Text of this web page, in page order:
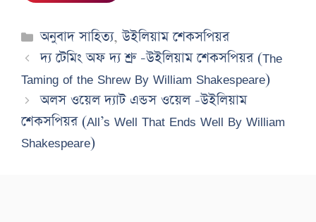
Categories
অনুবাদ সাহিত্য,উইলিয়াম শেকসপিয়র
দ্য টেমিং অফ দ্য শ্রু -উইলিয়াম শেকসপিয়র (The
Taming of the Shrew By William Shakespeare)
অলস ওয়েল দ্যাট এন্ডস ওয়েল -উইলিয়াম
শেকসপিয়র (All’s Well That Ends Well By William
Shakespeare)